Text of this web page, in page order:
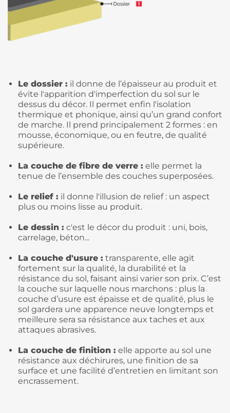
Le dossier : il donne de l’épaisseur au produit et
évite l'apparition d'imperfection du sol sur le
dessus du décor. Il permet enfin l'isolation
thermique et phonique, ainsi qu’un grand confort
de marche. Il prend principalement 2 formes : en
mousse, économique, ou en feutre, de qualité
supérieure.
La couche de fibre de verre : elle permet la
tenue de l’ensemble des couches superposées.
Le relief : il donne l'illusion de relief : un aspect
plus ou moins lisse au produit.
Le dessin : c'est le décor du produit : uni, bois,
carrelage, béton...
La couche d'usure : transparente, elle agit
fortement sur la qualité, la durabilité et la
résistance du sol, faisant ainsi varier son prix. C’est
la couche sur laquelle nous marchons : plus la
couche d’usure est épaisse et de qualité, plus le
sol gardera une apparence neuve longtemps et
meilleure sera sa résistance aux taches et aux
attaques abrasives.
La couche de finition : elle apporte au sol une
résistance aux déchirures, une finition de sa
surface et une facilité d’entretien en limitant son
encrassement.